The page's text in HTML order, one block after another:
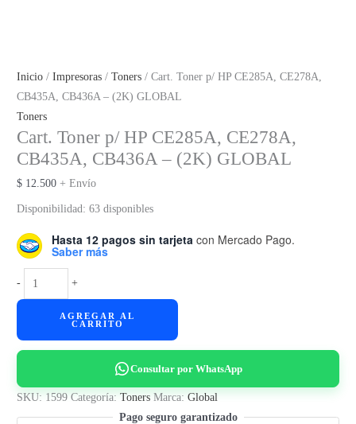
Inicio /Impresoras /Toners / Cart. Toner p/ HP CE285A, CE278A,
CB435A, CB436A – (2K) GLOBAL
Toners
Cart. Toner p/ HP CE285A, CE278A,
CB435A, CB436A – (2K) GLOBAL
$ 12.500 + Envío
Disponibilidad: 63 disponibles
Hasta 12 pagos sin tarjeta con Mercado Pago.
Saber más
-
Cart.
Toner
CB435A,
CB436A
+
AGREGAR AL
CARRITO
Consultar por WhatsApp
SKU: 1599 Categoría:Toners Marca:Global
Pago seguro garantizado